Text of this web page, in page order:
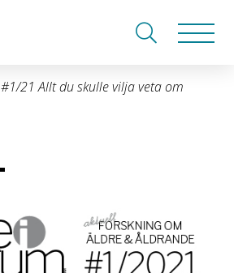
#1/21 Allt du skulle vilja veta om